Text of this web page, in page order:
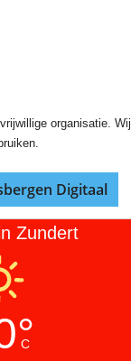
organisatie. Wij
Digitaal
Zundert
C